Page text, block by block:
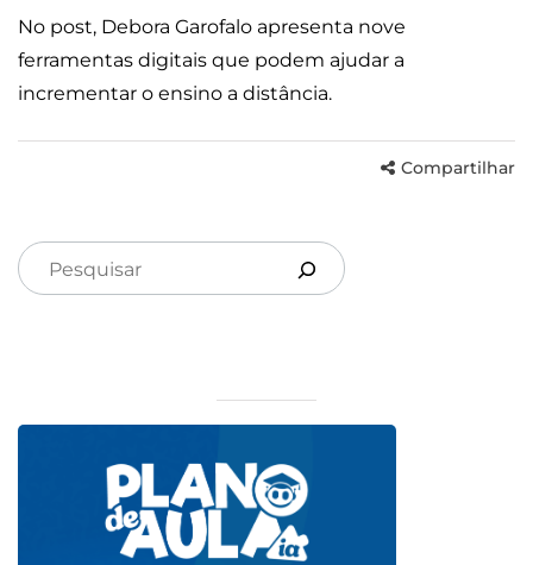
No post, Debora Garofalo apresenta nove
ferramentas digitais que podem ajudar a
incrementar o ensino a distância.
Compartilhar